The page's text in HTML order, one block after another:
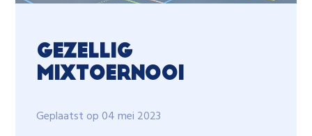
Gezellig
mixtoernooi
Geplaatst op 04 mei 2023